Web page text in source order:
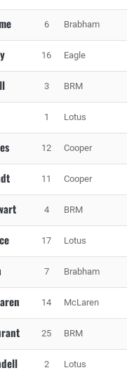
6 Brabham
16 Eagle
3 BRM
1 Lotus
12 Cooper
11 Cooper
4 BRM
17 Lotus
7 Brabham
14 McLaren
25 BRM
2 Lotus